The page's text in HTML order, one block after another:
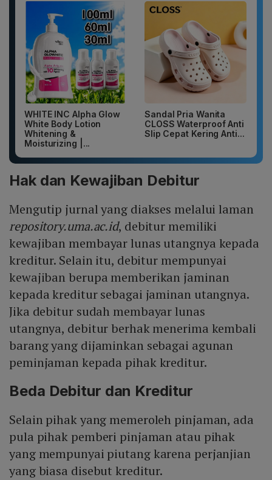
WHITE INC Alpha Glow
White Body Lotion
Whitening &
Moisturizing |...
Sandal Pria Wanita
CLOSS Waterproof Anti
Slip Cepat Kering Anti...
Hak dan Kewajiban Debitur
Mengutip jurnal yang diakses melalui laman
repository.uma.ac.id, debitur memiliki
kewajiban membayar lunas utangnya kepada
kreditur. Selain itu, debitur mempunyai
kewajiban berupa memberikan jaminan
kepada kreditur sebagai jaminan utangnya.
Jika debitur sudah membayar lunas
utangnya, debitur berhak menerima kembali
barang yang dijaminkan sebagai agunan
peminjaman kepada pihak kreditur.
Beda Debitur dan Kreditur
Selain pihak yang memeroleh pinjaman, ada
pula pihak pemberi pinjaman atau pihak
yang mempunyai piutang karena perjanjian
yang biasa disebut kreditur.